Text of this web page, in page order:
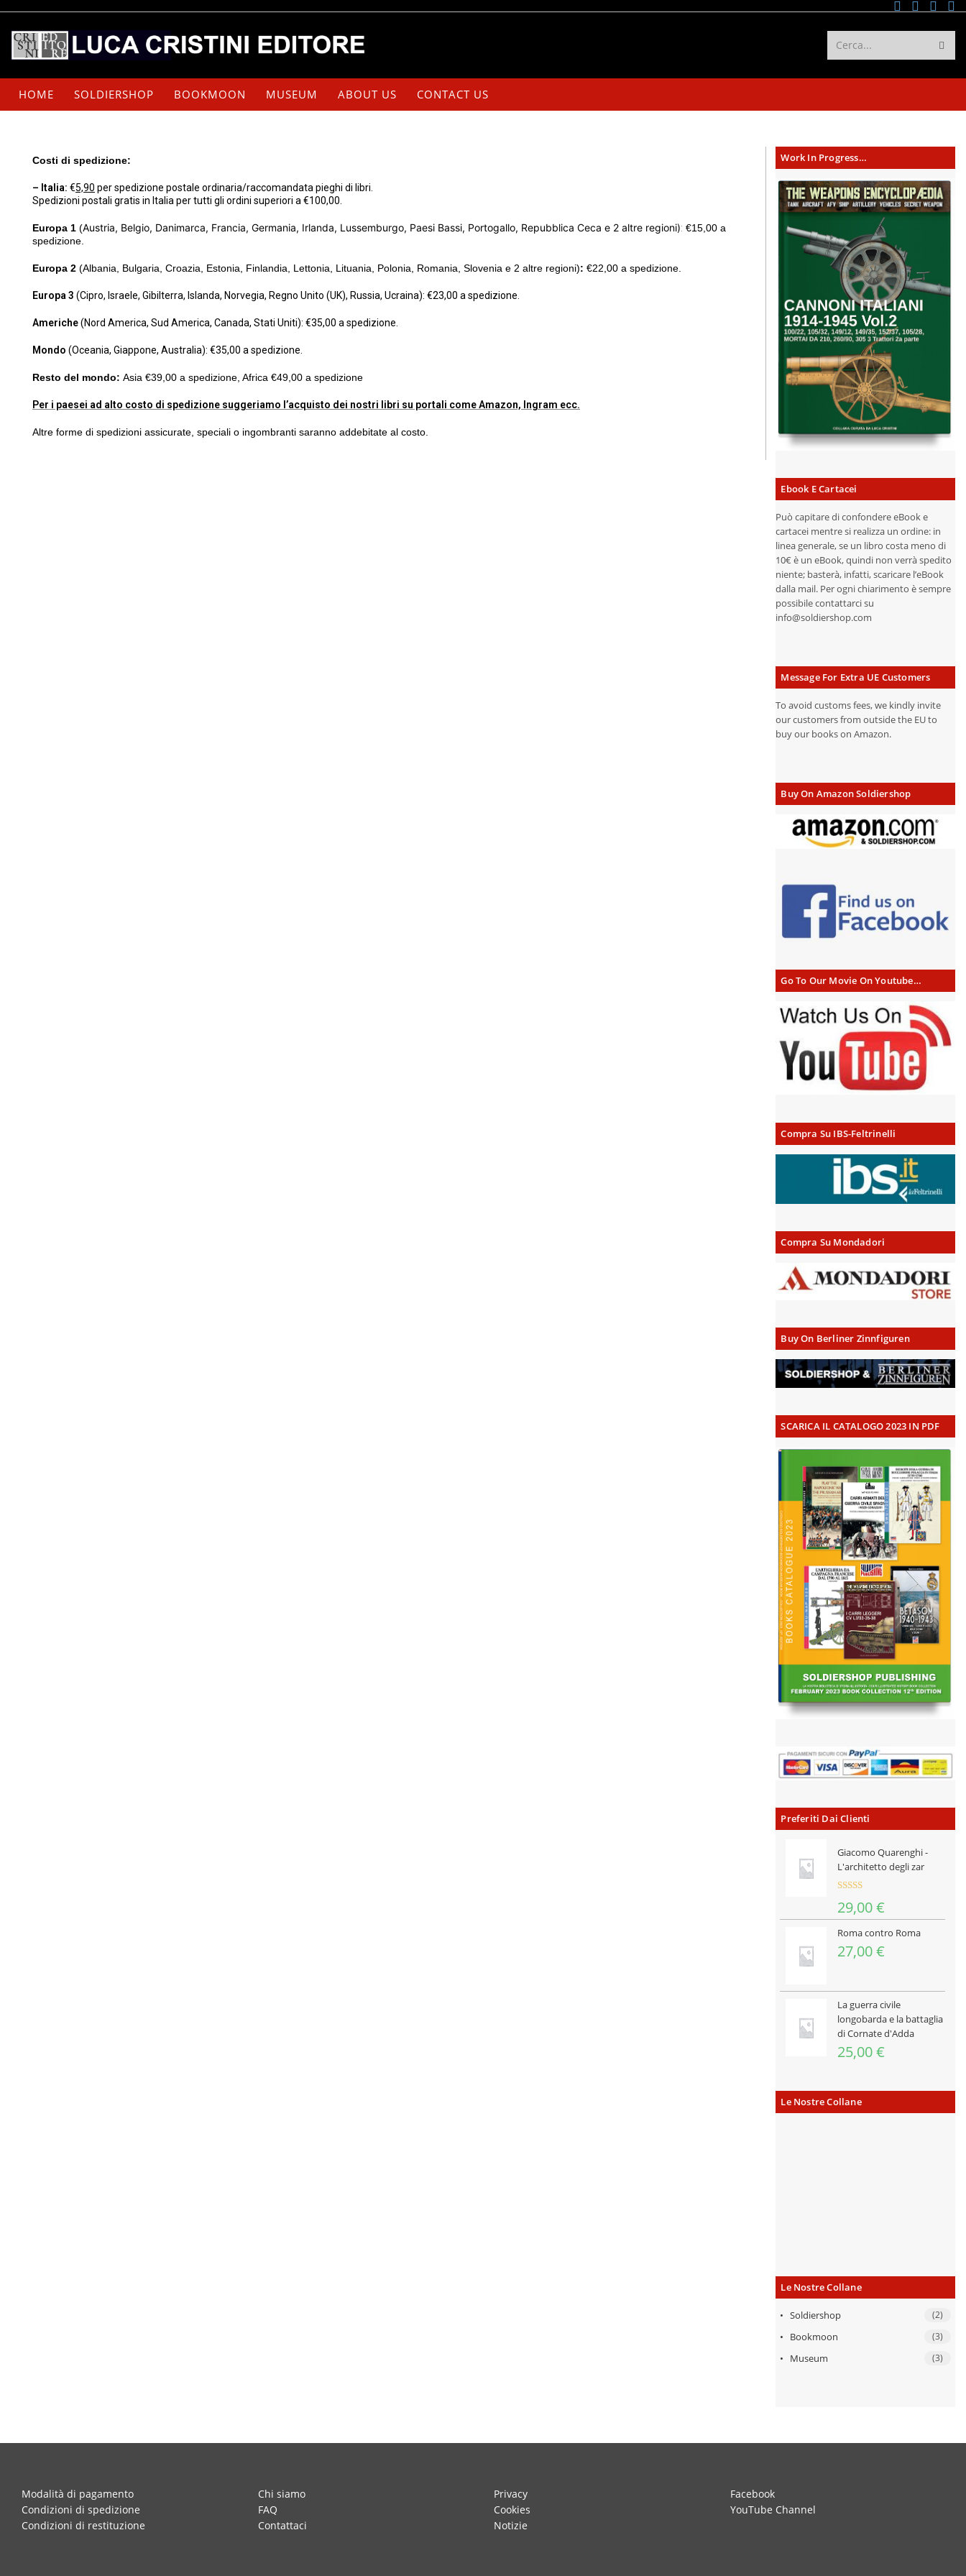
Cerca...
HOME SOLDIERSHOP BOOKMOON MUSEUM ABOUT US CONTACT US
Costi di spedizione:
– Italia: €5,90 per spedizione postale ordinaria/raccomandata pieghi di libri.
Spedizioni postali gratis in Italia per tutti gli ordini superiori a €100,00.
Europa 1 (Austria, Belgio, Danimarca, Francia, Germania, Irlanda, Lussemburgo, Paesi Bassi, Portogallo, Repubblica Ceca e 2 altre regioni): €15,00 a
spedizione.
Europa 2 (Albania, Bulgaria, Croazia, Estonia, Finlandia, Lettonia, Lituania, Polonia, Romania, Slovenia e 2 altre regioni): €22,00 a spedizione.
Europa 3 (Cipro, Israele, Gibilterra, Islanda, Norvegia, Regno Unito (UK), Russia, Ucraina): €23,00 a spedizione.
Americhe(Nord America, Sud America, Canada, Stati Uniti): €35,00 a spedizione.
Mondo (Oceania, Giappone, Australia): €35,00 a spedizione.
Resto del mondo: Asia €39,00 a spedizione, Africa €49,00 a spedizione
Per i paesei ad alto costo di spedizione suggeriamo l’acquisto dei nostri libri su portali come Amazon, Ingram ecc.
Altre forme di spedizioni assicurate, speciali o ingombranti saranno addebitate al costo.
Work In Progress…
Ebook E Cartacei
Può capitare di confondere eBook e
cartacei mentre si realizza un ordine: in
linea generale, se un libro costa meno di
10€ è un eBook, quindi non verrà spedito
niente; basterà, infatti, scaricare l’eBook
dalla mail. Per ogni chiarimento è sempre
possibile contattarci su
info@soldiershop.com
Message For Extra UE Customers
To avoid customs fees, we kindly invite
our customers from outside the EU to
buy our books on Amazon.
Buy On Amazon Soldiershop
Go To Our Movie On Youtube…
Compra Su IBS-Feltrinelli
Compra Su Mondadori
Buy On Berliner Zinnfiguren
SCARICA IL CATALOGO 2023 IN PDF
Preferiti Dai Clienti
Giacomo Quarenghi -
L'architetto degli zar
o3.00
su 5
29,00€
Roma contro Roma
27,00€
La guerra civile
longobarda e la battaglia
di Cornate d'Adda
25,00€
Le Nostre Collane
Le Nostre Collane
Soldiershop (2)
Bookmoon (3)
Museum (3)
Modalità di pagamento
Condizioni di spedizione
Condizioni di restituzione
Chi siamo
FAQ
Contattaci
Privacy
Cookies
Notizie
Facebook
YouTube Channel